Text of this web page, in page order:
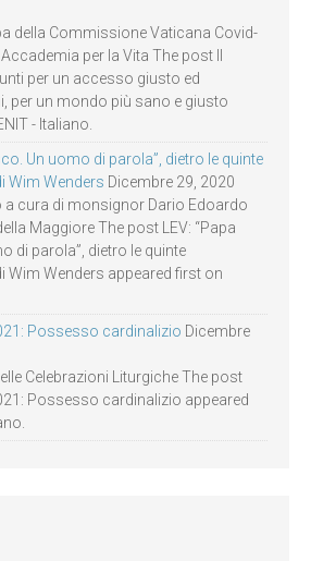
della Commissione Vaticana Covid-
per la Vita The post Il
per un accesso giusto ed
per un mondo più sano e giusto
- Italiano.
Un uomo di parola”, dietro le quinte
Wim Wenders Dicembre 29, 2020
cura di monsignor Dario Edoardo
Maggiore The post LEV: “Papa
di parola”, dietro le quinte
Wim Wenders appeared first on
Possesso cardinalizio Dicembre
Celebrazioni Liturgiche The post
Possesso cardinalizio appeared